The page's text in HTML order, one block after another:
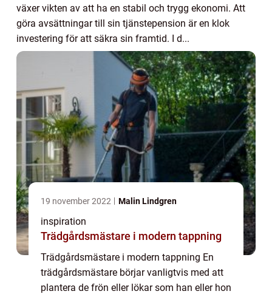
växer vikten av att ha en stabil och trygg ekonomi. Att
göra avsättningar till sin tjänstepension är en klok
investering för att säkra sin framtid. I d...
19 november 2022 Malin Lindgren
inspiration
Trädgårdsmästare i modern tappning
Trädgårdsmästare i modern tappning En
trädgårdsmästare börjar vanligtvis med att
plantera de frön eller lökar som han eller hon